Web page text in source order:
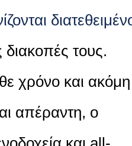
τους.
χρόνο και ακόμη
απέραντη, ο